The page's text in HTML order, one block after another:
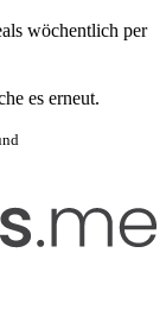
wöchentlich per
es erneut.